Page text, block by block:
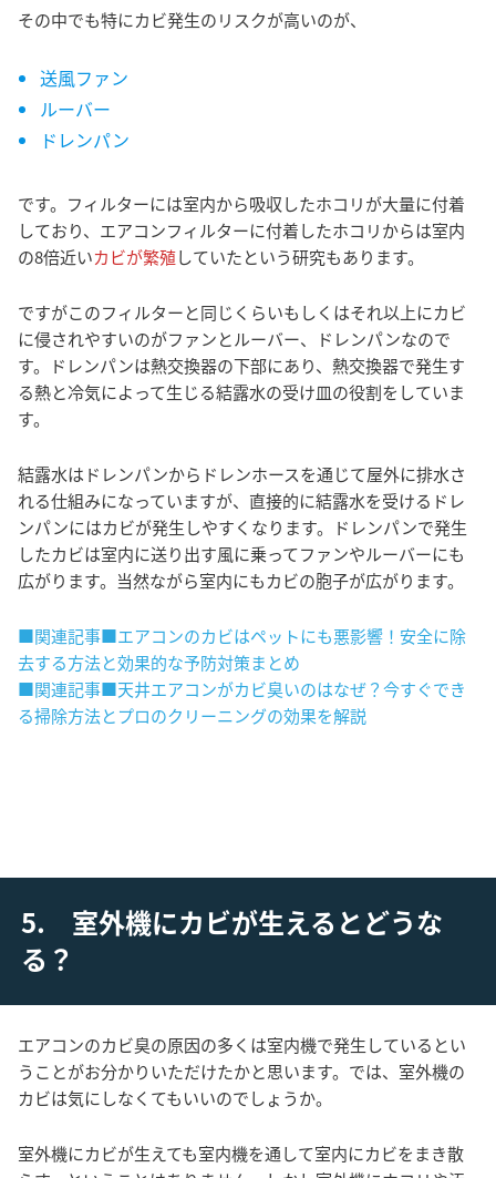
その中でも特にカビ発生のリスクが高いのが、
送風ファン
ルーバー
ドレンパン
です。フィルターには室内から吸収したホコリが大量に付着
しており、エアコンフィルターに付着したホコリからは室内
の8倍近いカビが繁殖していたという研究もあります。
ですがこのフィルターと同じくらいもしくはそれ以上にカビ
に侵されやすいのがファンとルーバー、ドレンパンなので
す。ドレンパンは熱交換器の下部にあり、熱交換器で発生す
る熱と冷気によって生じる結露水の受け皿の役割をしていま
す。
結露水はドレンパンからドレンホースを通じて屋外に排水さ
れる仕組みになっていますが、直接的に結露水を受けるドレ
ンパンにはカビが発生しやすくなります。ドレンパンで発生
したカビは室内に送り出す風に乗ってファンやルーバーにも
広がります。当然ながら室内にもカビの胞子が広がります。
■関連記事■エアコンのカビはペットにも悪影響！安全に除
去する方法と効果的な予防対策まとめ
■関連記事■天井エアコンがカビ臭いのはなぜ？今すぐでき
る掃除方法とプロのクリーニングの効果を解説
5. 室外機にカビが生えるとどうな
る？
エアコンのカビ臭の原因の多くは室内機で発生しているとい
うことがお分かりいただけたかと思います。では、室外機の
カビは気にしなくてもいいのでしょうか。
室外機にカビが生えても室内機を通して室内にカビをまき散